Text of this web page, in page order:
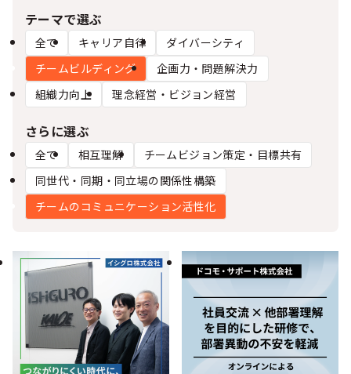
テーマで選ぶ
全て キャリア自律
ダイバーシティ
チームビルディング
企画力・問題解決力
組織力向上
理念経営・ビジョン経営
さらに選ぶ
全て 相互理解
チームビジョン策定・目標共有
同世代・同期・同立場の関係性構築
チームのコミュニケーション活性化